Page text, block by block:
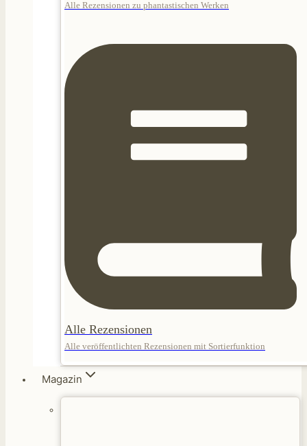
Alle Rezensionen zu phantastischen Werken
Alle Rezensionen
Alle veröffentlichten Rezensionen mit Sortierfunktion
Magazin